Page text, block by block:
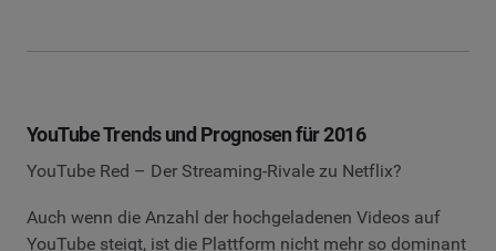
YouTube Trends und Prognosen für 2016
YouTube Red – Der Streaming-Rivale zu Netflix?
Auch wenn die Anzahl der hochgeladenen Videos auf
YouTube steigt, ist die Plattform nicht mehr so dominant